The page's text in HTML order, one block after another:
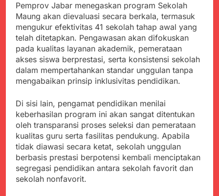
Pemprov Jabar menegaskan program Sekolah
Maung akan dievaluasi secara berkala, termasuk
mengukur efektivitas 41 sekolah tahap awal yang
telah ditetapkan. Pengawasan akan difokuskan
pada kualitas layanan akademik, pemerataan
akses siswa berprestasi, serta konsistensi sekolah
dalam mempertahankan standar unggulan tanpa
mengabaikan prinsip inklusivitas pendidikan.
Di sisi lain, pengamat pendidikan menilai
keberhasilan program ini akan sangat ditentukan
oleh transparansi proses seleksi dan pemerataan
kualitas guru serta fasilitas pendukung. Apabila
tidak diawasi secara ketat, sekolah unggulan
berbasis prestasi berpotensi kembali menciptakan
segregasi pendidikan antara sekolah favorit dan
sekolah nonfavorit.